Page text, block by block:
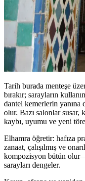
Tarih burada menteşe
bırakır; sarayların
dantel kemerlerin
olur. Bazı salonlar susar,
kaybı, uyumu ve yeni
Elhamra öğretir: hafıza
zanaat, çalışılmış ve
kompozisyon bütün
sarayları dengeler.